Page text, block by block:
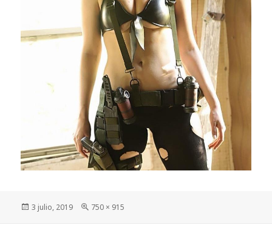
Publicado
3 julio, 2019
Tamaño
750 × 915